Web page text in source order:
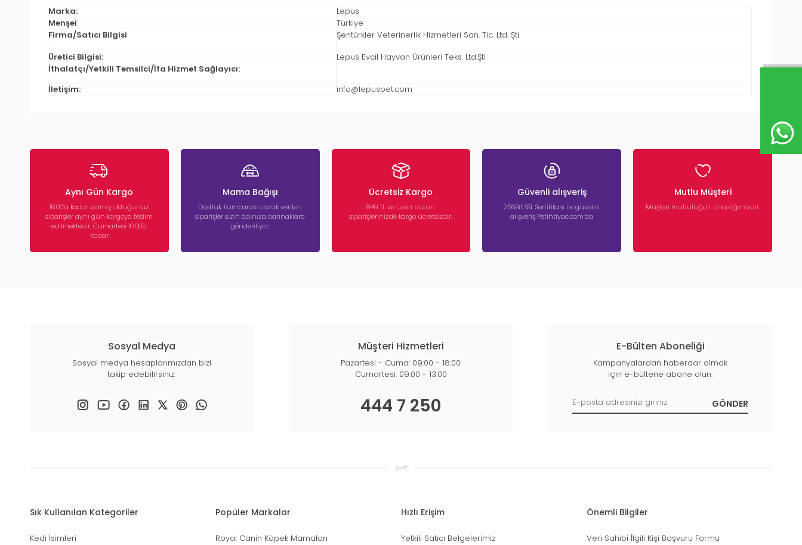
Marka:
Lepus
Menşei
Türkiye
Firma/Satıcı Bilgisi
Şentürkler Veterinerlik Hizmetleri San. Tic. Ltd. Şti.
Üretici Bilgisi:
Lepus Evcil Hayvan Ürünleri Teks. Ltd.Şti
İthalatçı/Yetkili Temsilci/İfa Hizmet Sağlayıcı:
İletişim:
info@lepuspet.com
Aynı Gün Kargo
16:00’a kadar vermiş olduğunuz
siparişler aynı gün kargoya teslim
edilmektedir. Cumartesi 10:00'a
Kadar
Mama Bağışı
Dostluk Kumbarası olarak verilen
siparişler sizin adınıza barınaklara
gönderiliyor.
Ücretsiz Kargo
849 TL ve üzeri bütün
siparişlerinizde kargo ücretsizdir.
Güvenli alışveriş
256Bit SSL Sertifikası ile güvenli
alışveriş Petihtiyac.com’da
Mutlu Müşteri
Müşteri mutluluğu 1. önceliğimizdir.
Sosyal Medya
Sosyal medya hesaplarımızdan bizi
takip edebilirsiniz.
Müşteri Hizmetleri
Pazartesi - Cuma: 09:00 - 18:00
Cumartesi: 09:00 - 13:00
444 7 250
E-Bülten Aboneliği
Kampanyalardan haberdar olmak
için e-bültene abone olun.
Sık Kullanılan Kategoriler
Kedi İsimleri
Popüler Markalar
Royal Canin Köpek Mamaları
Hızlı Erişim
Yetkili Satıcı Belgelerimiz
Önemli Bilgiler
Veri Sahibi İlgili Kişi Başvuru Formu